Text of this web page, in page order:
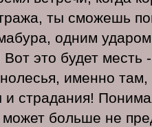
ты сможешь
одним
это будет месть
именно там,
страдания!
больше не